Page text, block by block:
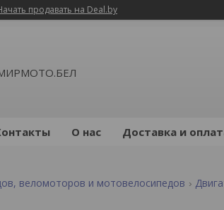
продавать на Deal.by
О нас Доставка и
веломоторов и мотовелосипедов